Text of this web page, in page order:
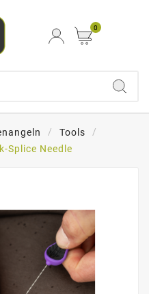
0
Tools
Splice Needle